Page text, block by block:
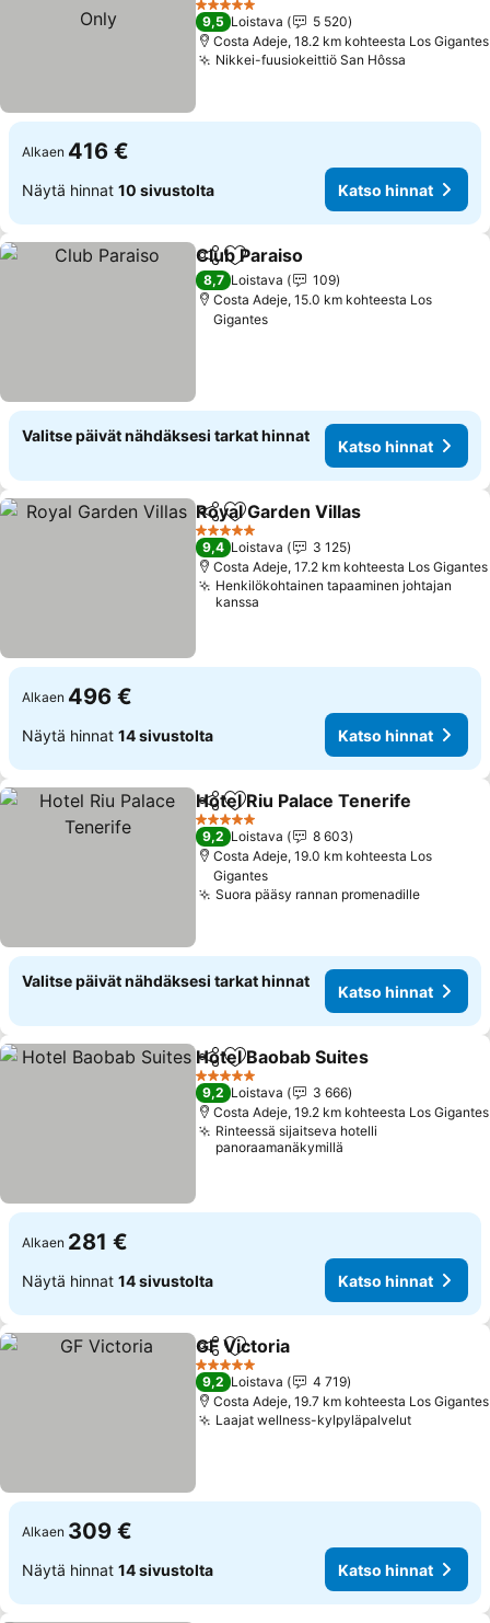
5 Tähtiluokitus
9,5 Loistava
5 520
Costa Adeje, 18.2 km kohteesta Los Gigantes
Nikkei-fuusiokeittiö San Hôssa
Alkaen 416 €
Näytä hinnat 10 sivustolta Katso hinnat
Jaa Lisää suosikkeihin
Club Paraiso
8,7 Loistava
109
Costa Adeje, 15.0 km kohteesta Los
Gigantes
Valitse päivät nähdäksesi tarkat hinnat
Katso hinnat
Jaa Lisää suosikkeihin
Royal Garden Villas
5 Tähtiluokitus
9,4 Loistava
3 125
Costa Adeje, 17.2 km kohteesta Los Gigantes
Henkilökohtainen tapaaminen johtajan
kanssa
Alkaen 496 €
Näytä hinnat 14 sivustolta Katso hinnat
Jaa Lisää suosikkeihin
Hotel Riu Palace Tenerife
5 Tähtiluokitus
9,2 Loistava
8 603
Costa Adeje, 19.0 km kohteesta Los
Gigantes
Suora pääsy rannan promenadille
Valitse päivät nähdäksesi tarkat hinnat
Katso hinnat
Jaa Lisää suosikkeihin
Hotel Baobab Suites
5 Tähtiluokitus
9,2 Loistava
3 666
Costa Adeje, 19.2 km kohteesta Los Gigantes
Rinteessä sijaitseva hotelli
panoraamanäkymillä
Alkaen 281 €
Näytä hinnat 14 sivustolta Katso hinnat
Jaa Lisää suosikkeihin
GF Victoria
5 Tähtiluokitus
9,2 Loistava
4 719
Costa Adeje, 19.7 km kohteesta Los Gigantes
Laajat wellness-kylpyläpalvelut
Alkaen 309 €
Näytä hinnat 14 sivustolta Katso hinnat